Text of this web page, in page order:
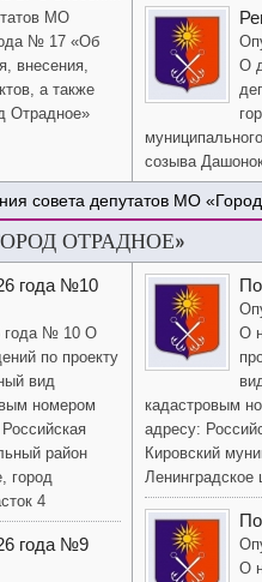
МО
№ 17 «Об
внесения,
а также
Отрадное»
О
созыва
совета депутатов МО
ОТРАДНОЕ»
года №10
года № 10 О
по проекту
вид
номером
район
город
4
года №9
О
кадастровым
адресу:
Кировский
О